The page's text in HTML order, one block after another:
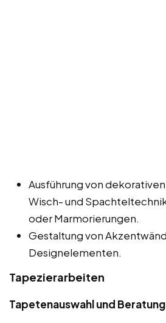
Ausführung von
Wisch- und
oder Marmorierungen.
Gestaltung von
Designelementen.
Tapezierarbeiten
Tapetenauswahl und Beratung